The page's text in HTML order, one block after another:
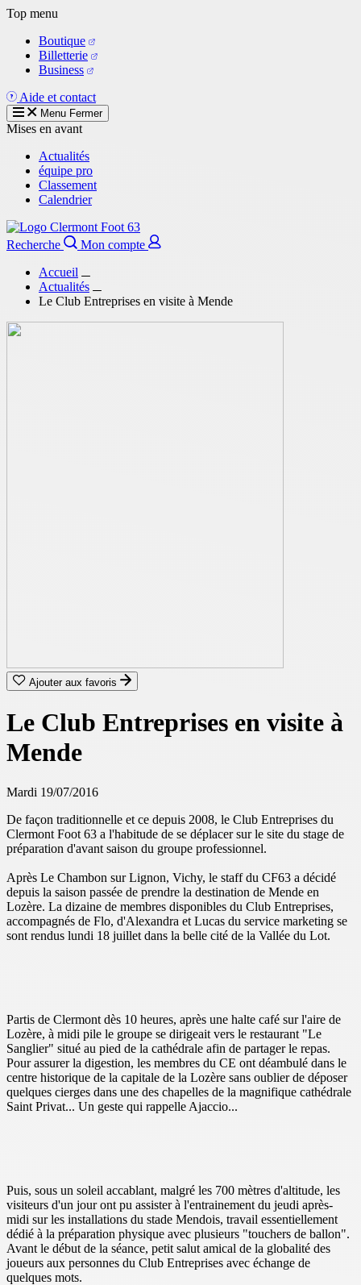
Aller
contenu
principal
Top menu
Boutique
Billetterie
Business
Aide et contact
Menu Fermer
Mises en avant
Actualités
équipe pro
Classement
Calendrier
Recherche
Mon compte
Accueil
Actualités
Le Club Entreprises en visite à Mende
Ajouter aux favoris
Le Club Entreprises en visite à
Mende
Mardi 19/07/2016
De façon traditionnelle et ce depuis 2008, le Club Entreprises du
Clermont Foot 63 a l'habitude de se déplacer sur le site du stage de
préparation d'avant saison du groupe professionnel.
Après Le Chambon sur Lignon, Vichy, le staff du CF63 a décidé
depuis la saison passée de prendre la destination de Mende en
Lozère. La dizaine de membres disponibles du Club Entreprises,
accompagnés de Flo, d'Alexandra et Lucas du service marketing se
sont rendus lundi 18 juillet dans la belle cité de la Vallée du Lot.
Partis de Clermont dès 10 heures, après une halte café sur l'aire de
Lozère, à midi pile le groupe se dirigeait vers le restaurant "Le
Sanglier" situé au pied de la cathédrale afin de partager le repas.
Pour assurer la digestion, les membres du CE ont déambulé dans le
centre historique de la capitale de la Lozère sans oublier de déposer
quelques cierges dans une des chapelles de la magnifique cathédrale
Saint Privat... Un geste qui rappelle Ajaccio...
Puis, sous un soleil accablant, malgré les 700 mètres d'altitude, les
visiteurs d'un jour ont pu assister à l'entrainement du jeudi après-
midi sur les installations du stade Mendois, travail essentiellement
dédié à la préparation physique avec plusieurs "touchers de ballon".
Avant le début de la séance, petit salut amical de la globalité des
joueurs aux personnes du Club Entreprises avec échange de
quelques mots.